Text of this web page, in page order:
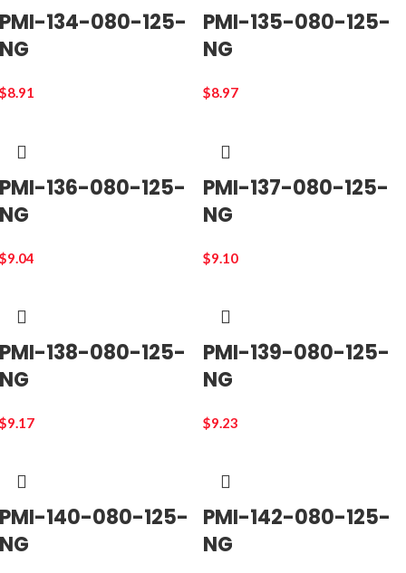
PMI-134-080-125-
NG
$8.91
PMI-135-080-125-
NG
$8.97
PMI-136-080-125-
NG
$9.04
PMI-137-080-125-
NG
$9.10
PMI-138-080-125-
NG
$9.17
PMI-139-080-125-
NG
$9.23
PMI-140-080-125-
NG
PMI-142-080-125-
NG